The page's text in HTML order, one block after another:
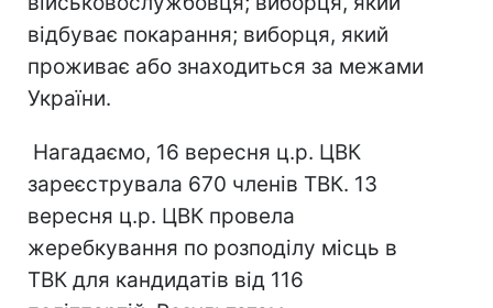
відбуває покарання; виборця, який
проживає або знаходиться за межами
України.
Нагадаємо, 16 вересня ц.р. ЦВК
зареєструвала 670 членів ТВК. 13
вересня ц.р. ЦВК провела
жеребкування по розподілу місць в
ТВК для кандидатів від 116